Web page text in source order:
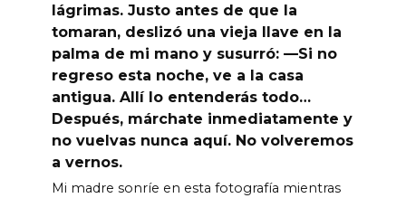
lágrimas. Justo antes de que la
tomaran, deslizó una vieja llave en la
palma de mi mano y susurró: —Si no
regreso esta noche, ve a la casa
antigua. Allí lo entenderás todo…
Después, márchate inmediatamente y
no vuelvas nunca aquí. No volveremos
a vernos.
Mi madre sonríe en esta fotografía mientras